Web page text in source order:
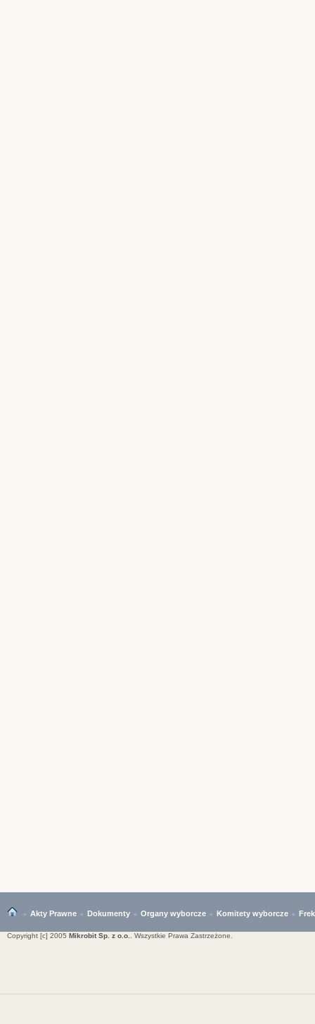
Akty Prawne Dokumenty Organy wyborcze Komitety wyborcze
Copyright [c] 2005 Mikrobit Sp. z o.o. . Wszystkie Prawa Zastrzeżone.